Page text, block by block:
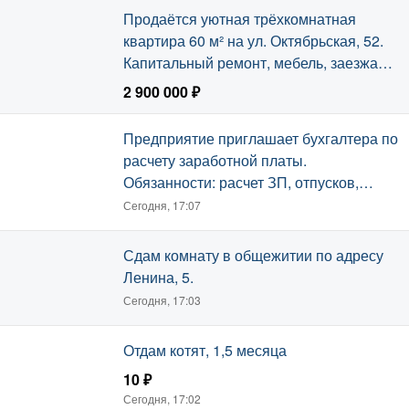
Продаётся уютная трёхкомнатная
квартира 60 м² на ул. Октябрьская, 52.
Капитальный ремонт, мебель, заезжай и
живи.
2 900 000 ₽
Сегодня, 17:09
Предприятие приглашает бухгалтера по
расчету заработной платы.
Обязанности: расчет ЗП, отпусков,
больничных, отчётность, 1С.
Сегодня, 17:07
Сдам комнату в общежитии по адресу
Ленина, 5.
Сегодня, 17:03
Отдам котят, 1,5 месяца
10 ₽
Сегодня, 17:02